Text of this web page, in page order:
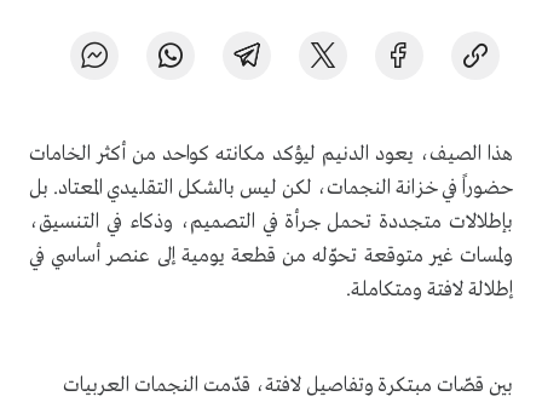
هذا الصيف، يعود الدنيم ليؤكد مكانته كواحد من أكثر الخامات
حضوراً في خزانة النجمات، لكن ليس بالشكل التقليدي المعتاد. بل
بإطلالات متجددة تحمل جرأة في التصميم، وذكاء في التنسيق،
ولمسات غير متوقعة تحوّله من قطعة يومية إلى عنصر أساسي في
إطلالة لافتة ومتكاملة.
بين قصّات مبتكرة وتفاصيل لافتة، قدّمت النجمات العربيات